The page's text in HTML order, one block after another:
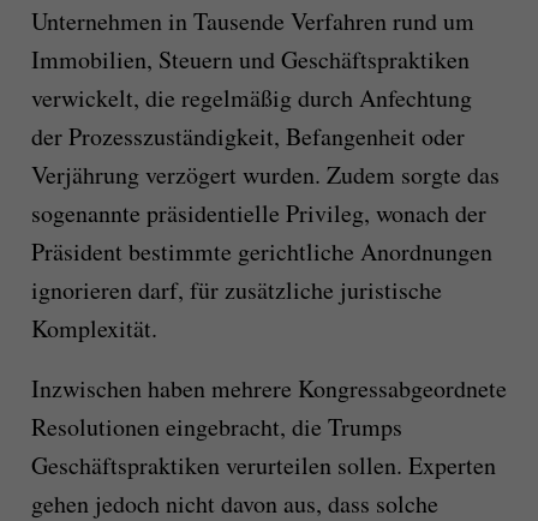
Unternehmen in Tausende Verfahren rund um
Immobilien, Steuern und Geschäftspraktiken
verwickelt, die regelmäßig durch Anfechtung
der Prozesszuständigkeit, Befangenheit oder
Verjährung verzögert wurden. Zudem sorgte das
sogenannte präsidentielle Privileg, wonach der
Präsident bestimmte gerichtliche Anordnungen
ignorieren darf, für zusätzliche juristische
Komplexität.
Inzwischen haben mehrere Kongressabgeordnete
Resolutionen eingebracht, die Trumps
Geschäftspraktiken verurteilen sollen. Experten
gehen jedoch nicht davon aus, dass solche